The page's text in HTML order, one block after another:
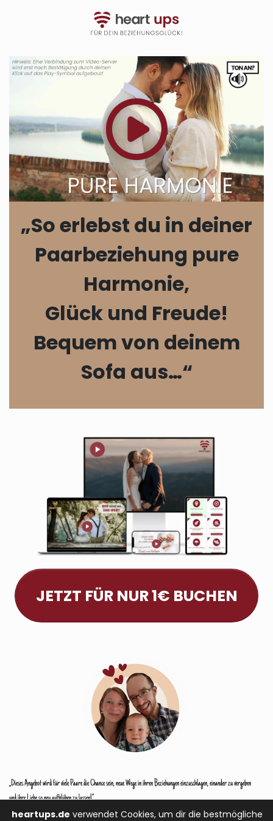
„So erlebst du in deiner
Paarbeziehung pure
Harmonie,
Glück und Freude!
Bequem von deinem
Sofa aus…“
JETZT FÜR NUR 1€ BUCHEN
„Dieses Angebot wird für viele Paare die Chance sein, neue Wege in ihren Beziehungen einzuschlagen, einander zu vergeben
und ihre Liebe so neu aufblühen zu lassen!”
heartups.de verwendet Cookies, um dir die bestmögliche